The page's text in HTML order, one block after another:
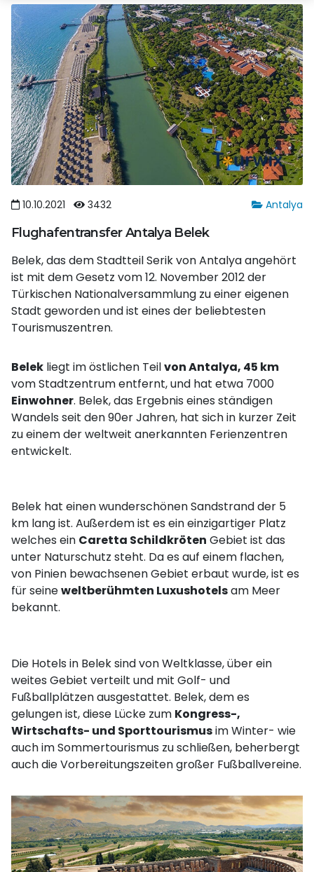
Antalya
10.10.2021 3432
Flughafentransfer Antalya Belek
Belek, das dem Stadtteil Serik von Antalya angehört
ist mit dem Gesetz vom 12. November 2012 der
Türkischen Nationalversammlung zu einer eigenen
Stadt geworden und ist eines der beliebtesten
Tourismuszentren.
Belek liegt im östlichen Teilvon Antalya, 45 km
vom Stadtzentrum entfernt, und hat etwa 7000
Einwohner. Belek, das Ergebnis eines ständigen
Wandels seit den 90er Jahren, hat sich in kurzer Zeit
zu einem der weltweit anerkannten Ferienzentren
entwickelt.
Belek hat einen wunderschönen Sandstrand der 5
km lang ist. Außerdem ist es ein einzigartiger Platz
welches ein Caretta Schildkröten Gebiet ist das
unter Naturschutz steht. Da es auf einem flachen,
von Pinien bewachsenen Gebiet erbaut wurde, ist es
für seineweltberühmten Luxushotelsam Meer
bekannt.
Die Hotels in Belek sind von Weltklasse, über ein
weites Gebiet verteilt und mit Golf- und
Fußballplätzen ausgestattet. Belek, dem es
gelungen ist, diese Lücke zum Kongress-,
Wirtschafts- und Sporttourismusim Winter- wie
auch im Sommertourismus zu schließen, beherbergt
auch die Vorbereitungszeiten großer Fußballvereine.